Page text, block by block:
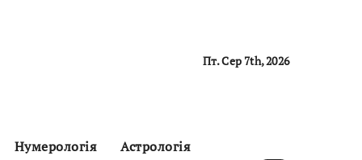
Пт. Сер 7th, 2026
Нумерологія Астрологія